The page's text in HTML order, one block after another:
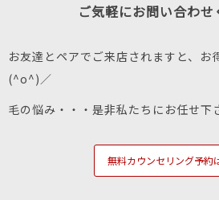
ご気軽にお問い合わ
お友達とペアでご来店されますと、お
(^o^)／
毛の悩み・・・是非私たちにお任せ
無料カウンセリング予約